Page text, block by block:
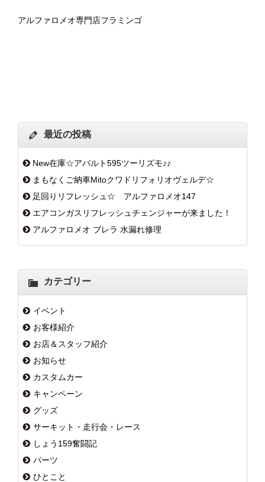
アルファロメオ専門店フラミンゴ
最近の投稿
New在庫☆アバルト595ツーリズモ♪♪
まもなくご納車Mitoクワドリフォリオヴェルデ☆
足回りリフレッシュ☆ アルファロメオ147
エアコンガスリフレッシュチェンジャーが来ました！
アルファロメオ ブレラ 水漏れ修理
カテゴリー
イベント
お客様紹介
お店＆スタッフ紹介
お知らせ
カスタムカー
キャンペーン
グッズ
サーキット・走行会・レース
しょう159奮闘記
パーツ
ひとこと